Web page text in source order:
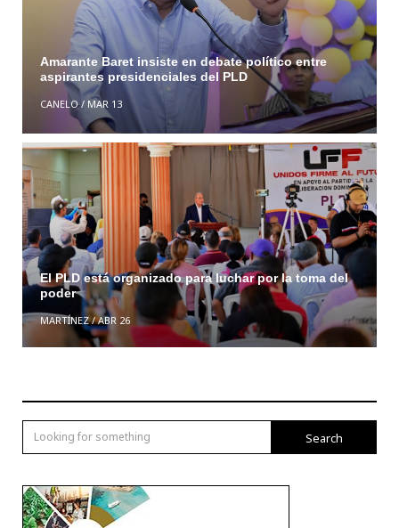
Amarante Baret insiste en debate político entre
aspirantes presidenciales del PLD
CANELO/ MAR 13
El PLD está organizado para luchar por la toma del
poder
MARTÍNEZ/ABR 26
Search